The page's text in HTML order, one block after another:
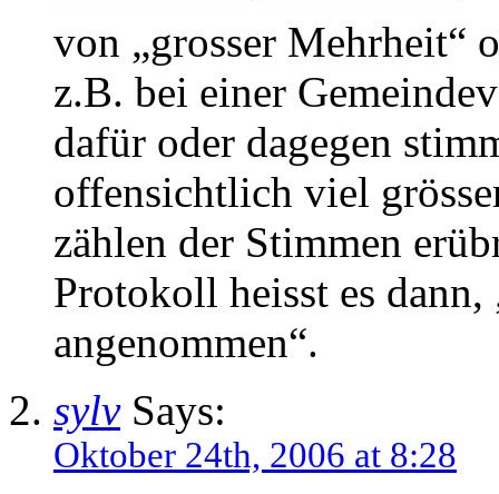
von „grosser Mehrheit“
z.B. bei einer
dafür oder dagegen
offensichtlich viel
zählen der Stimmen
Protokoll heisst es
angenommen“.
sylvSays:
Oktober 24th, 2006 at 8:28